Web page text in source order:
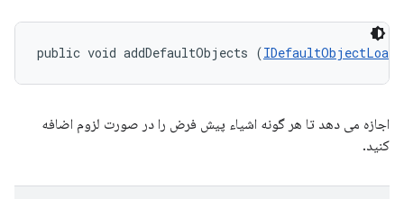
public void addDefaultObjects (
اجازه می دهد تا هر گونه اشیاء پیش فرض را در صورت لزوم اضافه
کنید.